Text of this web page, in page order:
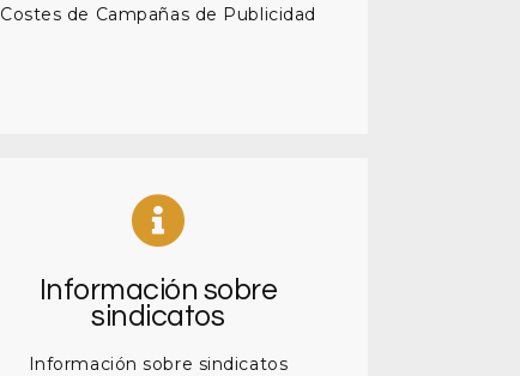
Costes de Campañas de Publicidad
Información sobre
sindicatos
Información sobre sindicatos